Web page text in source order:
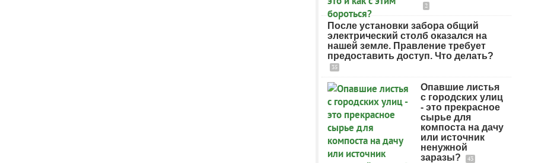
2
После установки забора общий
электрический столб оказался на
нашей земле. Правление требует
предоставить доступ. Что делать?
35
Опавшие листья
с городских улиц
- это прекрасное
сырье для
компоста на дачу
или источник
ненужной
заразы?
43